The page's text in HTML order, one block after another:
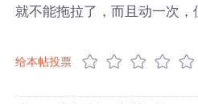
就不能拖拉了，而且动一次
给本帖投票